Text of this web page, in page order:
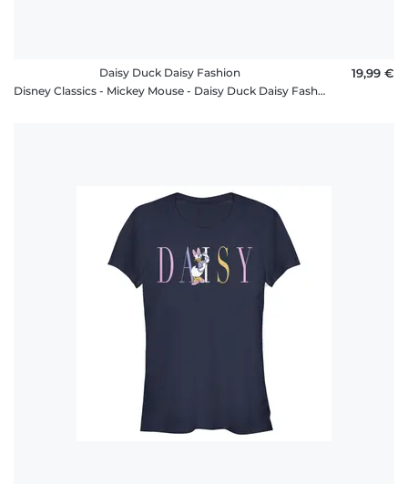
Daisy Duck Daisy Fashion
Disney Classics - Mickey Mouse - Daisy Duck Daisy Fashion - Homme T-shirt
19,99 €